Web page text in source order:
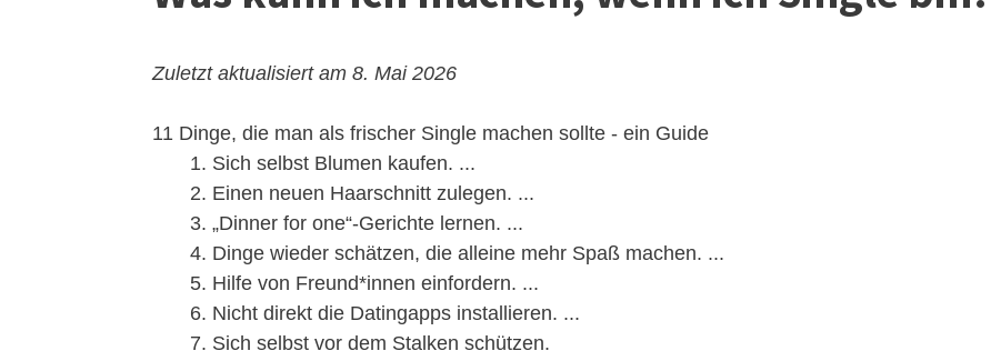
Zuletzt aktualisiert am 8. Mai 2026
11 Dinge, die man als frischer Single machen sollte - ein Guide
Sich selbst Blumen kaufen. ...
Einen neuen Haarschnitt zulegen. ...
„Dinner for one“-Gerichte lernen. ...
Dinge wieder schätzen, die alleine mehr Spaß machen. ...
Hilfe von Freund*innen einfordern. ...
Nicht direkt die Datingapps installieren. ...
Sich selbst vor dem Stalken schützen.